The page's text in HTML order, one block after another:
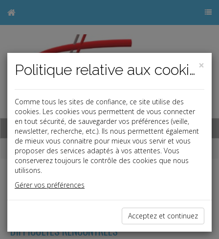
Base documentaire
Dépêches
Fiscal TPE
CONTRÔLE FISCAL : INUTILE DE DÉTAILLER LES
DIFFICULTÉS RENCONTRÉES
×
Politique relative aux cookies
Comme tous les sites de confiance, ce site utilise des
cookies. Les cookies vous permettent de vous connecter
en tout sécurité, de sauvegarder vos préférences (veille,
newsletter, recherche, etc.). Ils nous permettent également
de mieux vous connaitre pour mieux vous servir et vous
proposer des services adaptés à vos attentes. Vous
conserverez toujours le contrôle des cookies que nous
utilisons.
Gérer vos préférences
Acceptez et continuez